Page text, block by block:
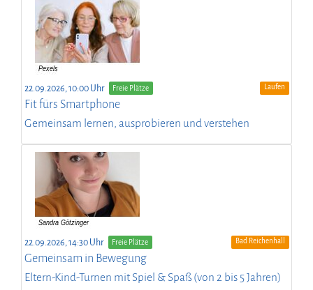
22.09.2026, 10:00 Uhr Freie Plätze Laufen
Fit fürs Smartphone
Gemeinsam lernen, ausprobieren und verstehen
22.09.2026, 14:30 Uhr Freie Plätze Bad Reichenhall
Gemeinsam in Bewegung
Eltern-Kind-Turnen mit Spiel & Spaß (von 2 bis 5 Jahren)